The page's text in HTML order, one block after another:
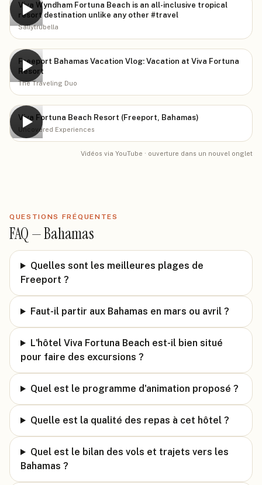
▶
Viva Wyndham Fortuna Beach is an all-inclusive tropical
resort destination unlike any other #travel
Sallytrubella
▶
Freeport Bahamas Vacation Vlog: Vacation at Viva Fortuna
Resort
The Traveling Duo
▶
Viva Fortuna Beach Resort (Freeport, Bahamas)
Uncovered Experiences
Vidéos via YouTube · ouverture dans un nouvel onglet
QUESTIONS FRÉQUENTES
FAQ —Bahamas
Quelles sont les meilleures plages de
Freeport ?
Faut-il partir aux Bahamas en mars ou avril ?
L'hôtel Viva Fortuna Beach est-il bien situé
pour faire des excursions ?
Quel est le programme d'animation proposé ?
Quelle est la qualité des repas à cet hôtel ?
Quel est le bilan des vols et trajets vers les
Bahamas ?